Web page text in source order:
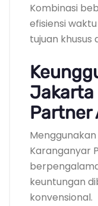
Kombinasi
efisiensi
tujuan khusus
Jakarta
Partner
Karanganyar
keuntungan
konvensional.